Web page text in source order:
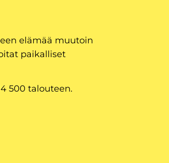
elämää muutoin
paikalliset
500 talouteen.